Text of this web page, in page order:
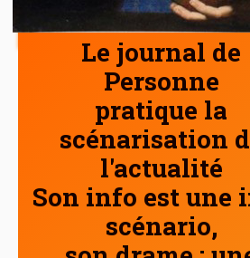
Le journal de
Personne
pratique la
scénarisation
l'actualité
Son info est une
scénario,